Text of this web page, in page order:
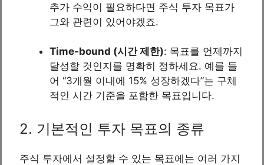
추가 수익이 필요하다면 주식 투자 목표가
그와 관련이 있어야겠죠.
Time-bound (시간 제한): 목표를 언제까지
달성할 것인지를 명확히 정하세요. 예를 들
어 “3개월 이내에 15% 성장하겠다”는 구체
적인 시간 기준을 포함한 목표입니다.
2. 기본적인 투자 목표의 종류
주식 투자에서 설정할 수 있는 목표에는 여러 가지